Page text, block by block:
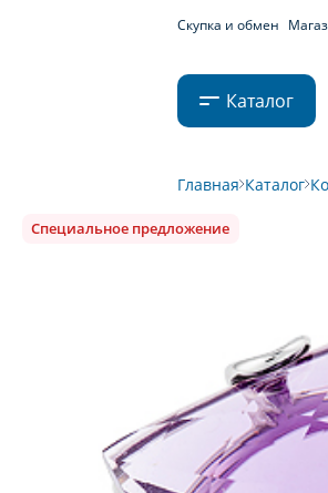
Скупка и обмен
Каталог
Главная Каталог
Специальное предложение